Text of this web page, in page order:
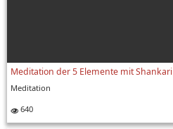
Meditation der 5 Elemente mit Shankari
Meditation
640